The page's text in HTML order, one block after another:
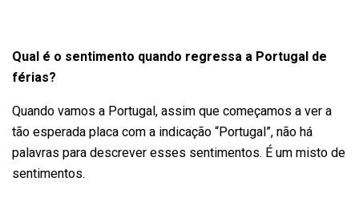
Qual é o sentimento quando regressa a Portugal de
férias?
Quando vamos a Portugal, assim que começamos a ver a
tão esperada placa com a indicação “Portugal”, não há
palavras para descrever esses sentimentos. É um misto de
sentimentos.